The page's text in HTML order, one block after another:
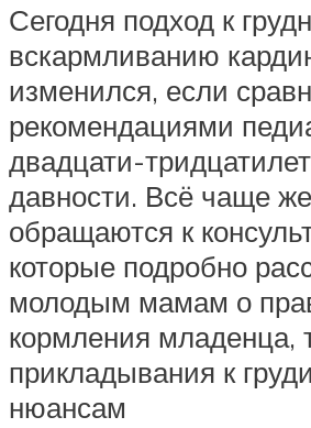
Сегодня подход к
вскармливанию
изменился, если
рекомендациями
двадцати-
давности. Всё чаще
обращаются к
которые подробно
молодым мамам о
кормления младенца,
прикладывания к
нюансам